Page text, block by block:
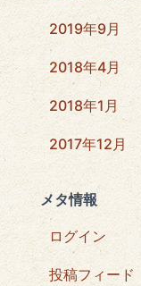
2019年9月
2018年4月
2018年1月
2017年12月
メタ情報
ログイン
投稿フィード